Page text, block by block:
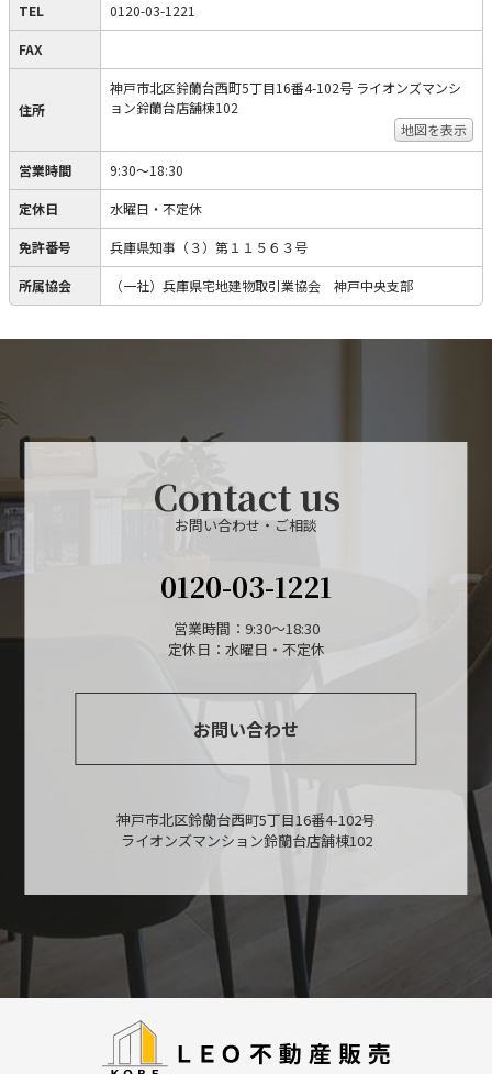
TEL 0120-03-1221
FAX
住所
神戸市北区鈴蘭台西町5丁目16番4-102号 ライオンズマンシ
ョン鈴蘭台店舗棟102
地図を表示
営業時間 9:30～18:30
定休日 水曜日・不定休
免許番号 兵庫県知事（３）第１１５６３号
所属協会 （一社）兵庫県宅地建物取引業協会 神戸中央支部
Contact us
お問い合わせ・ご相談
0120-03-1221
営業時間：9:30～18:30
定休日：水曜日・不定休
お問い合わせ
神戸市北区鈴蘭台西町5丁目16番4-102号
ライオンズマンション鈴蘭台店舗棟102